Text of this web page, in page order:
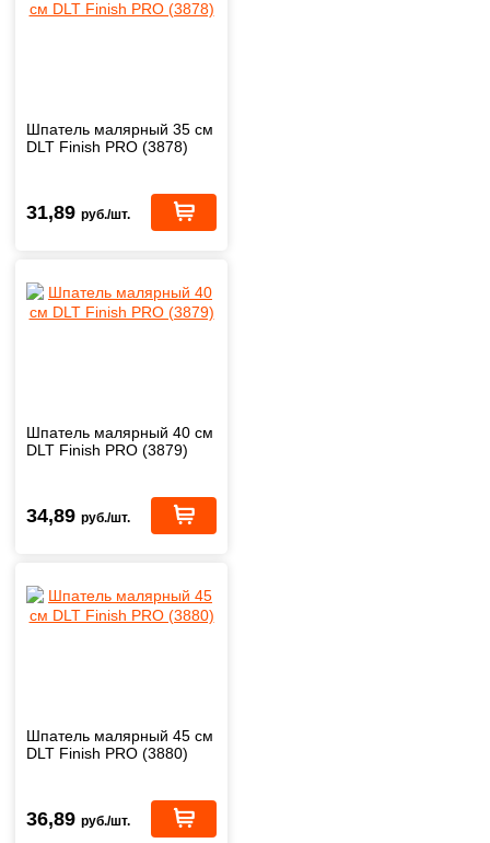
Шпатель малярный 35 см
DLT Finish PRO (3878)
31,89 руб./шт.
Шпатель малярный 40 см
DLT Finish PRO (3879)
34,89 руб./шт.
Шпатель малярный 45 см
DLT Finish PRO (3880)
36,89 руб./шт.